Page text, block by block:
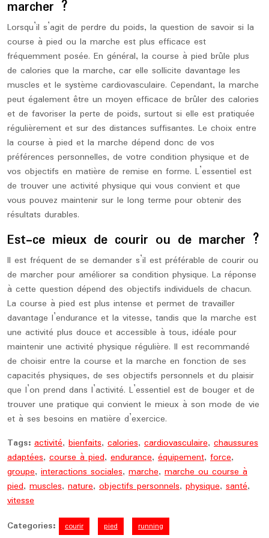
marcher ?
Lorsqu’il s’agit de perdre du poids, la question de savoir si la
course à pied ou la marche est plus efficace est
fréquemment posée. En général, la course à pied brûle plus
de calories que la marche, car elle sollicite davantage les
muscles et le système cardiovasculaire. Cependant, la marche
peut également être un moyen efficace de brûler des calories
et de favoriser la perte de poids, surtout si elle est pratiquée
régulièrement et sur des distances suffisantes. Le choix entre
la course à pied et la marche dépend donc de vos
préférences personnelles, de votre condition physique et de
vos objectifs en matière de remise en forme. L’essentiel est
de trouver une activité physique qui vous convient et que
vous pouvez maintenir sur le long terme pour obtenir des
résultats durables.
Est-ce mieux de courir ou de marcher ?
Il est fréquent de se demander s’il est préférable de courir ou
de marcher pour améliorer sa condition physique. La réponse
à cette question dépend des objectifs individuels de chacun.
La course à pied est plus intense et permet de travailler
davantage l’endurance et la vitesse, tandis que la marche est
une activité plus douce et accessible à tous, idéale pour
maintenir une activité physique régulière. Il est recommandé
de choisir entre la course et la marche en fonction de ses
capacités physiques, de ses objectifs personnels et du plaisir
que l’on prend dans l’activité. L’essentiel est de bouger et de
trouver une pratique qui convient le mieux à son mode de vie
et à ses besoins en matière d’exercice.
Tags: activité, bienfaits, calories, cardiovasculaire, chaussures
adaptées, course à pied, endurance, équipement, force,
groupe, interactions sociales, marche, marche ou course à
pied, muscles, nature, objectifs personnels, physique, santé,
vitesse
Categories:
courir pied running